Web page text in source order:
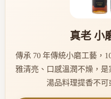
真老 小
傳承 70 年傳統小磨工藝，
雅清亮、口感溫潤不燥，
湯品料理提香不可